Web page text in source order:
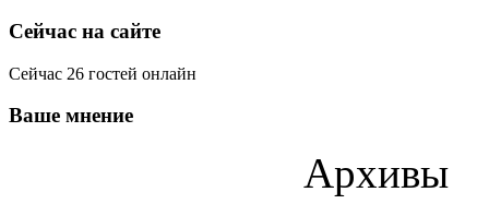
Сейчас на сайте
Сейчас 26 гостей онлайн
Ваше мнение
Архивы